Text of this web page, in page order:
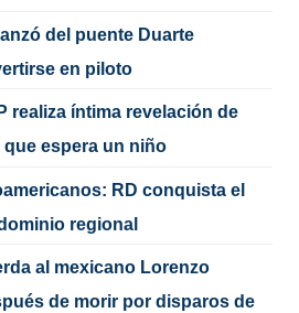
del puente Duarte
en piloto
realiza íntima revelación de
espera un niño
RD conquista el
regional
al mexicano Lorenzo
de morir por disparos de